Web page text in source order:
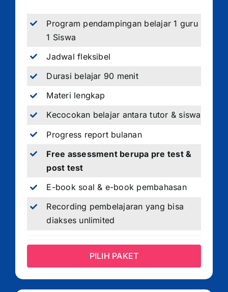
Program pendampingan belajar 1 guru
1 Siswa
Jadwal fleksibel
Durasi belajar 90 menit
Materi lengkap
Kecocokan belajar antara tutor & siswa
Progress report bulanan
Free assessment berupa pre test &
post test
E-book soal & e-book pembahasan
Recording pembelajaran yang bisa
diakses unlimited
PILIH PAKET